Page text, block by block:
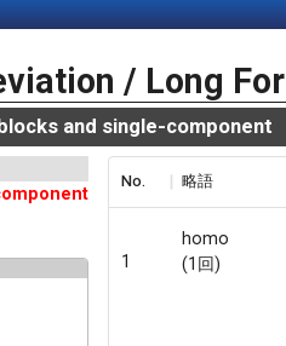
/ Long
and single-component
No. 略語
1
homo
(1回)